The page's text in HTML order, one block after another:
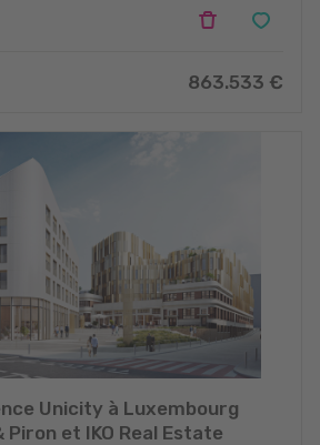
863.533 €
Unicity à Luxembourg
Piron et IKO Real Estate